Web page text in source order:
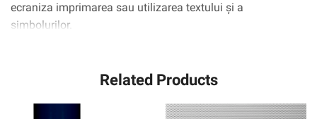
ecraniza imprimarea sau utilizarea textului și a
simbolurilor.
Related Products